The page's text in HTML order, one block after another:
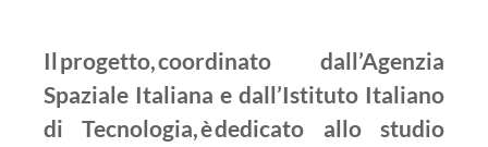
Il progetto, coordinato dall’Agenzia
Spaziale Italiana e dall’Istituto Italiano
di Tecnologia, è dedicato allo studio